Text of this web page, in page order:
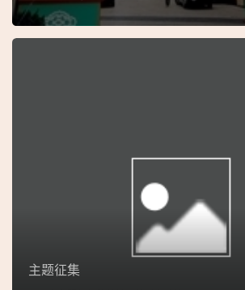
妈
阁
主题征集